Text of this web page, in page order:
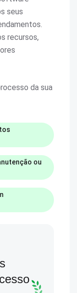
seus
recursos,
da sua
ou